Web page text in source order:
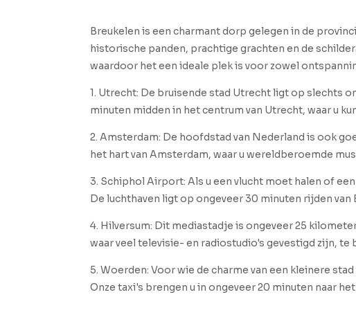
Breukelen is een charmant dorp gelegen in de
historische panden, prachtige grachten en de
waardoor het een ideale plek is voor zowel
1. Utrecht: De bruisende stad Utrecht ligt op slechts
minuten midden in het centrum van Utrecht, waar u
2. Amsterdam: De hoofdstad van Nederland is ook
het hart van Amsterdam, waar u wereldberoemde
3. Schiphol Airport: Als u een vlucht moet halen of
De luchthaven ligt op ongeveer 30 minuten rijden van
4. Hilversum: Dit mediastadje is ongeveer 25
waar veel televisie- en radiostudio's gevestigd zijn, te
5. Woerden: Voor wie de charme van een kleinere
Onze taxi's brengen u in ongeveer 20 minuten naar